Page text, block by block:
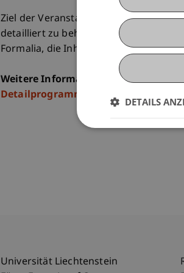
Ziel der Veranstaltung ist es, die
detailliert zu behandeln. In diesem
Formalia, die Inhalte und das Wording
Weitere Informationen
Detailprogramm
Universität Liechtenstein
DETAILS